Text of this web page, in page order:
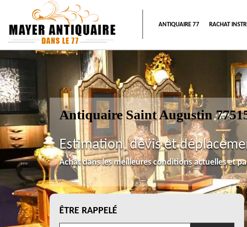
ANTIQUAIRE 77 RACHAT
Antiquaire Saint Augustin
Estimation, devis et
Achat dans les meilleures conditions actuelles et
ÊTRE RAPPELÉ